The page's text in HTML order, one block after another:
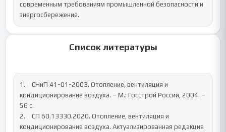
современным требованиям промышленной безопасности и
энергосбережения.
Список литературы
1.	СНиП 41-01-2003. Отопление, вентиляция и
кондиционирование воздуха. – М.: Госстрой России, 2004. –
56 с.
2.	СП 60.13330.2020. Отопление, вентиляция и
кондиционирование воздуха. Актуализированная редакция